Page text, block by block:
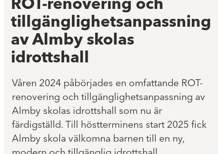
tillgänglighetsanpassning
av Almby skolas
idrottshall
Våren 2024 påbörjades en omfattande ROT-
renovering och tillgänglighetsanpassning av
Almby skolas idrottshall som nu är
färdigställd. Till höstterminens start 2025 fick
Almby skola välkomna barnen till en ny,